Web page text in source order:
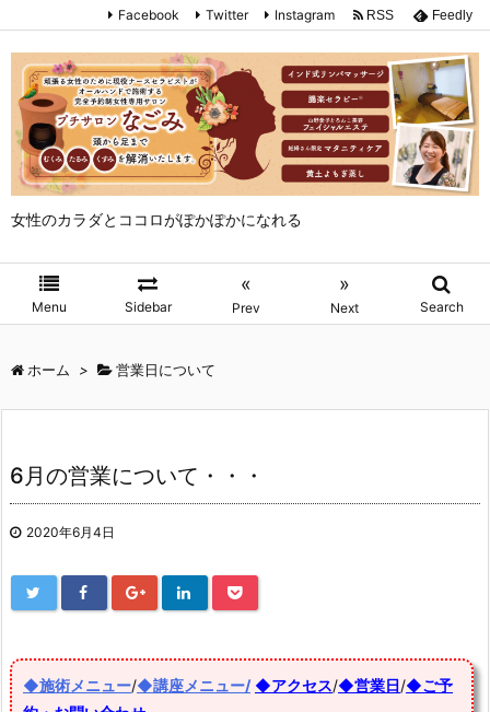
女性のカラダとココロがぽかぽかになれる
Menu Sidebar
«
Prev
»
Next Search
Facebook Twitter Instagram RSS Feedly
ホーム > 営業日について
6月の営業について・・・
2020年6月4日
◆施術メニュー/◆講座メニュー/ ◆アクセス/◆営業日/◆ご予